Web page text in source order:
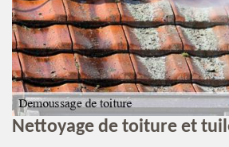
Nettoyage de toiture et